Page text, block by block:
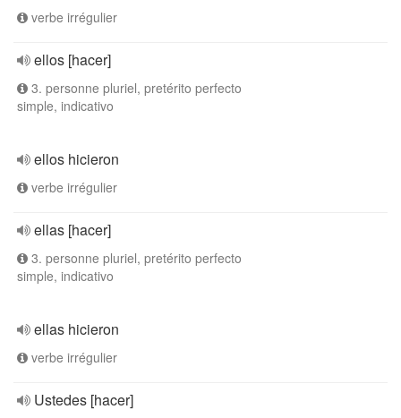
verbe irrégulier
ellos [hacer]
3. personne pluriel, pretérito perfecto
simple, indicativo
ellos hicieron
verbe irrégulier
ellas [hacer]
3. personne pluriel, pretérito perfecto
simple, indicativo
ellas hicieron
verbe irrégulier
Ustedes [hacer]